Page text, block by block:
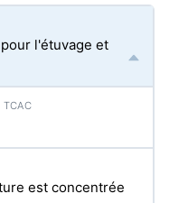
l'étuvage et
est concentrée